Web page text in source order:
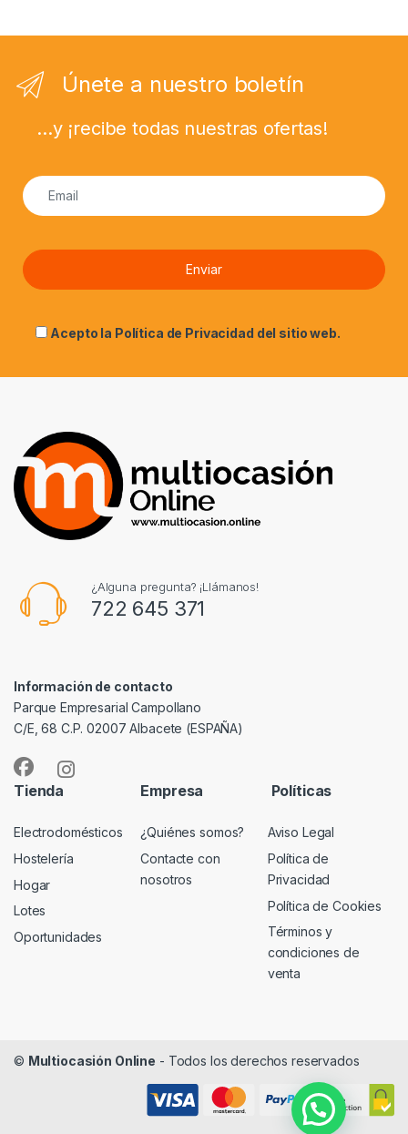
Únete a nuestro boletín
...y ¡recibe todas nuestras ofertas!
Acepto la Política de Privacidad del sitio web.
¿Alguna pregunta? ¡Llámanos!
722 645 371
Información de contacto
Parque Empresarial Campollano
C/E, 68 C.P. 02007 Albacete (ESPAÑA)
Tienda
Electrodomésticos
Hostelería
Hogar
Lotes
Oportunidades
Empresa
¿Quiénes somos?
Contacte con
nosotros
Políticas
Aviso Legal
Política de
Privacidad
Política de Cookies
Términos y
condiciones de
venta
© Multiocasión Online - Todos los derechos reservados